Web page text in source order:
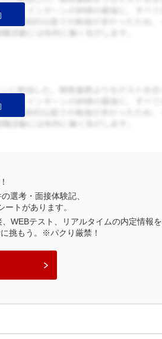
選考・面接体験記、
ートがあります。
WEBテスト、リアルタイムの内定情報を
挑もう。※パクり厳禁！